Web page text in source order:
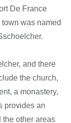
De France
was named
and there
the church,
a monastery,
provides an
the other areas